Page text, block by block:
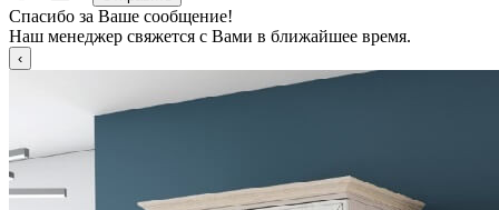
Спасибо за Ваше сообщение!
Наш менеджер свяжется с Вами в ближайшее время.